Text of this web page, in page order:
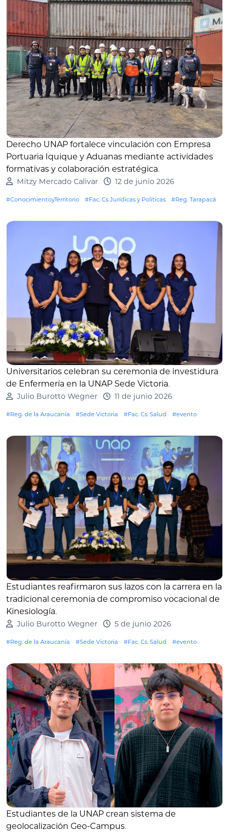
Derecho UNAP fortalece vinculación con Empresa
Portuaria Iquique y Aduanas mediante actividades
formativas y colaboración estratégica.
Mitzy Mercado Calivar 12 de junio 2026
#ConocimientoyTerritorio #Fac. Cs Jurídicas y Políticas #Reg. Tarapacá
Universitarios celebran su ceremonia de investidura
de Enfermería en la UNAP Sede Victoria.
Julio Burotto Wegner 11 de junio 2026
#Reg. de la Araucanía #Sede Victoria #Fac. Cs. Salud #evento
Estudiantes reafirmaron sus lazos con la carrera en la
tradicional ceremonia de compromiso vocacional de
Kinesiología.
Julio Burotto Wegner 5 de junio 2026
#Reg. de la Araucanía #Sede Victoria #Fac. Cs. Salud #evento
Estudiantes de la UNAP crean sistema de
geolocalización Geo-Campus.